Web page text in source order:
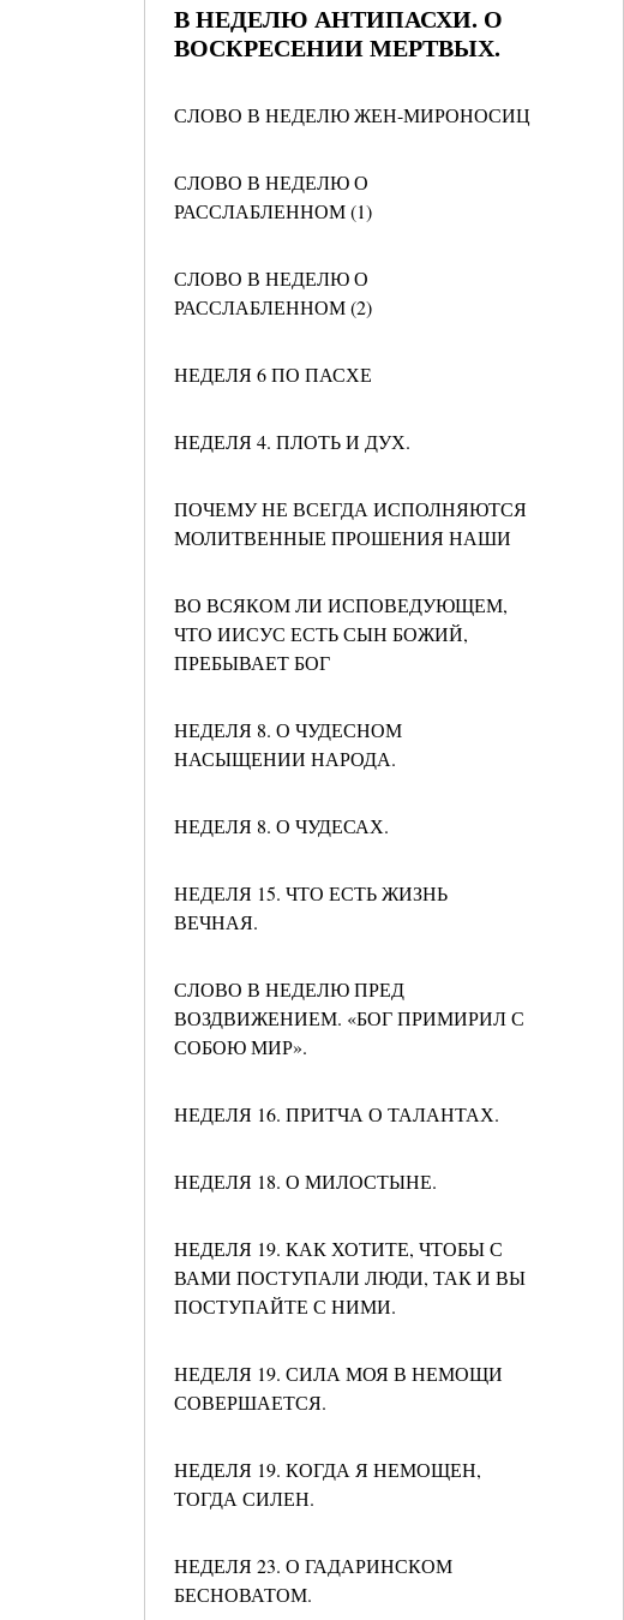
В НЕДЕЛЮ АНТИПАСХИ. О
ВОСКРЕСЕНИИ МЕРТВЫХ.
СЛОВО В НЕДЕЛЮ ЖЕН-МИРОНОСИЦ
СЛОВО В НЕДЕЛЮ О
РАССЛАБЛЕННОМ (1)
СЛОВО В НЕДЕЛЮ О
РАССЛАБЛЕННОМ (2)
НЕДЕЛЯ 6 ПО ПАСХЕ
НЕДЕЛЯ 4. ПЛОТЬ И ДУХ.
ПОЧЕМУ НЕ ВСЕГДА ИСПОЛНЯЮТСЯ
МОЛИТВЕННЫЕ ПРОШЕНИЯ НАШИ
ВО ВСЯКОМ ЛИ ИСПОВЕДУЮЩЕМ,
ЧТО ИИСУС ЕСТЬ СЫН БОЖИЙ,
ПРЕБЫВАЕТ БОГ
НЕДЕЛЯ 8. О ЧУДЕСНОМ
НАСЫЩЕНИИ НАРОДА.
НЕДЕЛЯ 8. О ЧУДЕСАХ.
НЕДЕЛЯ 15. ЧТО ЕСТЬ ЖИЗНЬ
ВЕЧНАЯ.
СЛОВО В НЕДЕЛЮ ПРЕД
ВОЗДВИЖЕНИЕМ. «БОГ ПРИМИРИЛ С
СОБОЮ МИР».
НЕДЕЛЯ 16. ПРИТЧА О ТАЛАНТАХ.
НЕДЕЛЯ 18. О МИЛОСТЫНЕ.
НЕДЕЛЯ 19. КАК ХОТИТЕ, ЧТОБЫ С
ВАМИ ПОСТУПАЛИ ЛЮДИ, ТАК И ВЫ
ПОСТУПАЙТЕ С НИМИ.
НЕДЕЛЯ 19. СИЛА МОЯ В НЕМОЩИ
СОВЕРШАЕТСЯ.
НЕДЕЛЯ 19. КОГДА Я НЕМОЩЕН,
ТОГДА СИЛЕН.
НЕДЕЛЯ 23. О ГАДАРИНСКОМ
БЕСНОВАТОМ.